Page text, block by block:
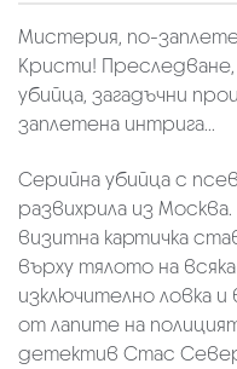
Мистерия, по-
Кристи!
убийца, загадъчни
заплетена интрига...
Серийна убийца с
развихрила из
визитна картичка
върху тялото на
изключително ловка и
от лапите на
детектив Стас